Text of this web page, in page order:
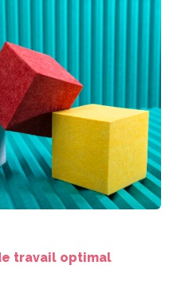
travail optimal